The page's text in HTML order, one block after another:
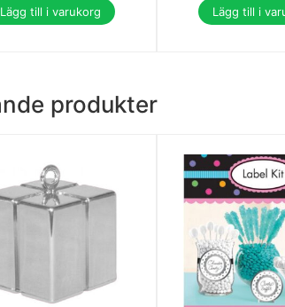
Lägg till i varukorg Lägg till i
produkter